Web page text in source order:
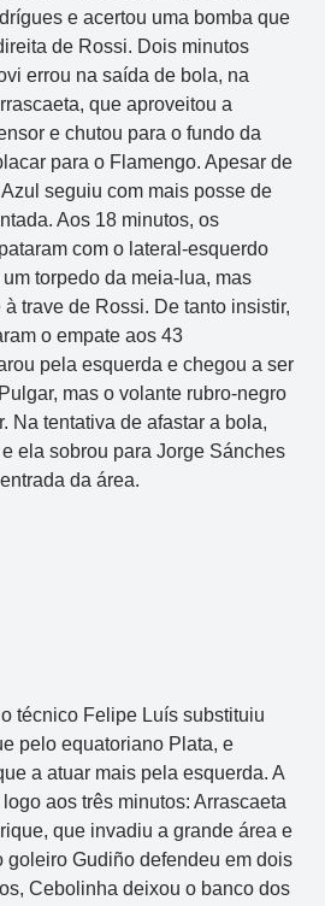
e acertou uma bomba que
de Rossi. Dois minutos
errou na saída de bola, na
que aproveitou a
e chutou para o fundo da
para o Flamengo. Apesar de
seguiu com mais posse de
Aos 18 minutos, os
com o lateral-esquerdo
torpedo da meia-lua, mas
trave de Rossi. De tanto insistir,
o empate aos 43
pela esquerda e chegou a ser
mas o volante rubro-negro
Na tentativa de afastar a bola,
ela sobrou para Jorge Sánches
da área.
técnico Felipe Luís substituiu
pelo equatoriano Plata, e
a atuar mais pela esquerda. A
aos três minutos: Arrascaeta
que invadiu a grande área e
goleiro Gudiño defendeu em dois
Cebolinha deixou o banco dos